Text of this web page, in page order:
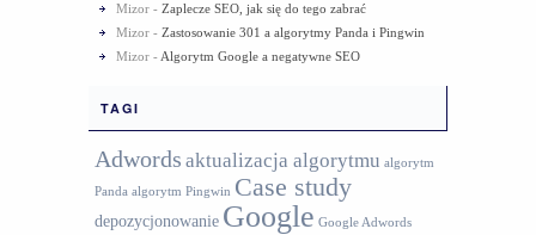
Mizor - Zaplecze SEO, jak się do tego zabrać
Mizor - Zastosowanie 301 a algorytmy Panda i Pingwin
Mizor - Algorytm Google a negatywne SEO
TAGI
Adwords aktualizacja algorytmu algorytm
Panda algorytm Pingwin Case study
depozycjonowanie Google Google Adwords